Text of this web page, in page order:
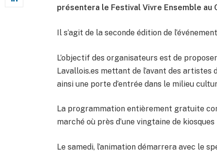
présentera le Festival Vivre Ensemble au
Il s’agit de la seconde édition de
L’objectif des organisateurs est de
Lavallois.es mettant de l’avant des
ainsi une porte d’entrée dans le milieu
La programmation entièrement gratuite
marché où près d’une vingtaine de
Le samedi, l’animation démarrera avec le